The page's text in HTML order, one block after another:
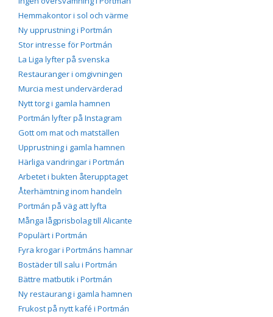
Hemmakontor i sol och värme
Ny upprustning i Portmán
Stor intresse för Portmán
La Liga lyfter på svenska
Restauranger i omgivningen
Murcia mest undervärderad
Nytt torg i gamla hamnen
Portmán lyfter på Instagram
Gott om mat och matställen
Upprustning i gamla hamnen
Härliga vandringar i Portmán
Arbetet i bukten återupptaget
Återhämtning inom handeln
Portmán på väg att lyfta
Många lågprisbolag till Alicante
Populärt i Portmán
Fyra krogar i Portmáns hamnar
Bostäder till salu i Portmán
Bättre matbutik i Portmán
Ny restaurang i gamla hamnen
Frukost på nytt kafé i Portmán